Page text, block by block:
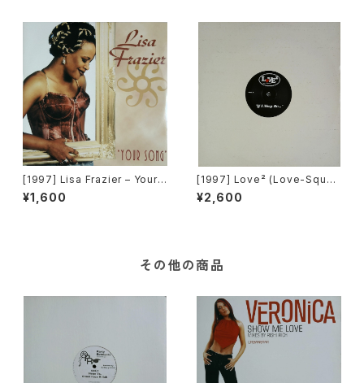
[1997] Lisa Frazier – Your
Song [UDP]
¥1,600
[1997] Love² (Love-Squar
e) – If I May Be… [Rhythm
Republic]
¥2,600
その他の商品